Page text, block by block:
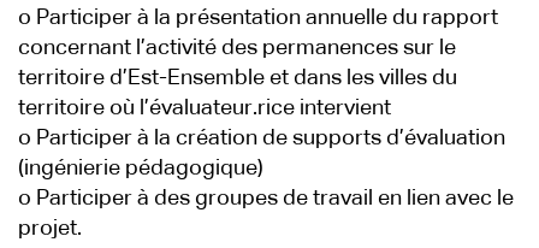
o Participer à la présentation annuelle du rapport
concernant l’activité des permanences sur le
territoire d’Est-Ensemble et dans les villes du
territoire où l’évaluateur.rice intervient
o Participer à la création de supports d’évaluation
(ingénierie pédagogique)
o Participer à des groupes de travail en lien avec le
projet.